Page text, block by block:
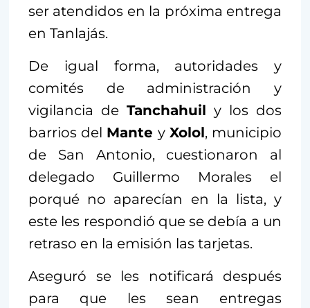
ser atendidos en la próxima entrega
en Tanlajás.
De igual forma, autoridades y
comités de administración y
vigilancia de Tanchahuil y los dos
barrios del Mante y Xolol, municipio
de San Antonio, cuestionaron al
delegado Guillermo Morales el
porqué no aparecían en la lista, y
este les respondió que se debía a un
retraso en la emisión las tarjetas.
Aseguró se les notificará después
para que les sean entregas